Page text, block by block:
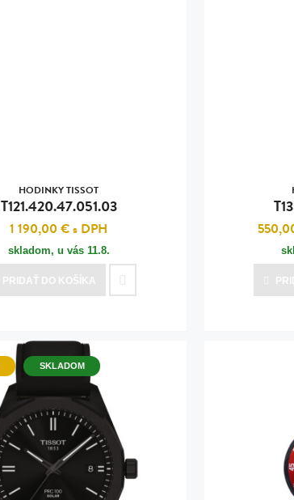
HODINKY TISSOT
T121.420.47.051.03
1 190,00 €s DPH
skladom, u vás 11.8.
PRIDAŤ DO KOŠÍKA
SKLADOM